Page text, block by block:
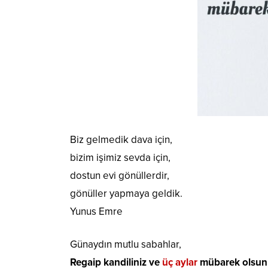
Biz gelmedik dava için,
bizim işimiz sevda için,
dostun evi gönüllerdir,
gönüller yapmaya geldik.
Yunus Emre
Günaydın mutlu sabahlar,
Regaip kandiliniz ve üç aylar mübarek